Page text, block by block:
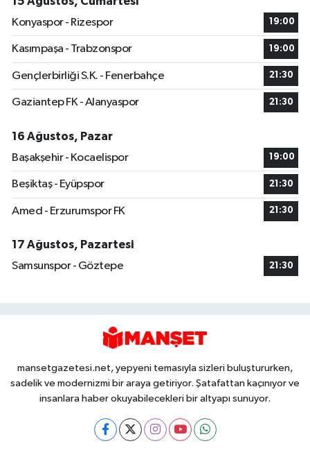
Konyaspor - Rizespor
19:00
Kasımpaşa - Trabzonspor 19:00
Gençlerbirliği S.K. - Fenerbahçe 21:30
Gaziantep FK - Alanyaspor 21:30
16 Ağustos, Pazar
Başakşehir - Kocaelispor
19:00
Beşiktaş - Eyüpspor 21:30
Amed - Erzurumspor FK 21:30
17 Ağustos, Pazartesi
Samsunspor - Göztepe
21:30
mansetgazetesi.net, yepyeni temasıyla sizleri buluştururken,
sadelik ve modernizmi bir araya getiriyor. Şatafattan kaçınıyor ve
insanlara haber okuyabilecekleri bir altyapı sunuyor.